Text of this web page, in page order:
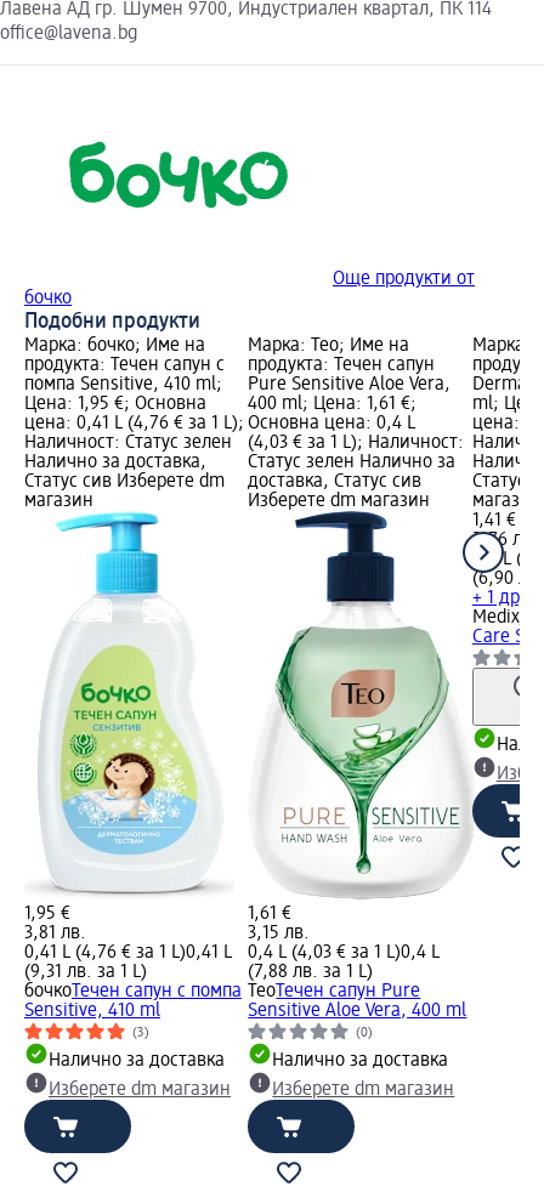
Лавена АД гр. Шумен 9700, Индустриален квартал, ПК 114
office@lavena.bg
Още продукти от
бочко
Подобни продукти
Марка: бочко; Име на
продукта: Течен сапун с
помпа Sensitive, 410 ml;
Цена: 1,95 €; Основна
цена: 0,41 L (4,76 € за 1 L);
Наличност: Статус зелен
Налично за доставка,
Статус сив Изберете dm
магазин
1,95 €
3,81 лв.
0,41 L (4,76 € за 1 L)0,41 L
(9,31 лв. за 1 L)
бочко Течен сапун с помпа
Sensitive, 410 ml
(3)
Налично за доставка
Изберете dm магазин
Марка: Teo; Име на
продукта: Течен сапун
Pure Sensitive Aloe Vera,
400 ml; Цена: 1,61 €;
Основна цена: 0,4 L
(4,03 € за 1 L); Наличност:
Статус зелен Налично за
доставка, Статус сив
Изберете dm магазин
1,61 €
3,15 лв.
0,4 L (4,03 € за 1 L)0,4 L
(7,88 лв. за 1 L)
Teo Течен сапун Pure
Sensitive Aloe Vera, 400 ml
(0)
Налично за доставка
Изберете dm магазин
Марка:
Derma
ml;
цена:
Статус
магазин
1,41 €
2,76 лв.
0,4 L
(6,90
+ 1 друг
Medix
Care